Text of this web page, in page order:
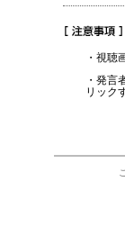
・視聴
・発言
リック